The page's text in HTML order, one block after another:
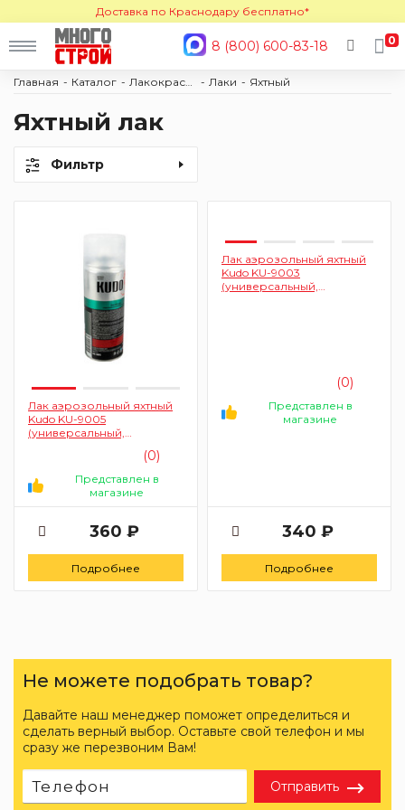
Доставка по Краснодару бесплатно*
8 (800) 600-83-18 0
Главная Каталог Лаки Яхтный
Яхтный лак
Фильтр
Лак аэрозольный яхтный
Kudo KU-9005
(универсальный,
(0)
Представлен в
магазине
360 ₽
Подробнее
Лак аэрозольный яхтный
Kudo KU-9003
(универсальный,
(0)
Представлен в
магазине
340 ₽
Подробнее
Не можете подобрать товар?
Давайте наш менеджер поможет определиться и
сделать верный выбор. Оставьте свой телефон и мы
сразу же перезвоним Вам!
Отправить